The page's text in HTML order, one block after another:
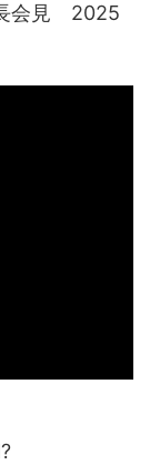
長会見 2025